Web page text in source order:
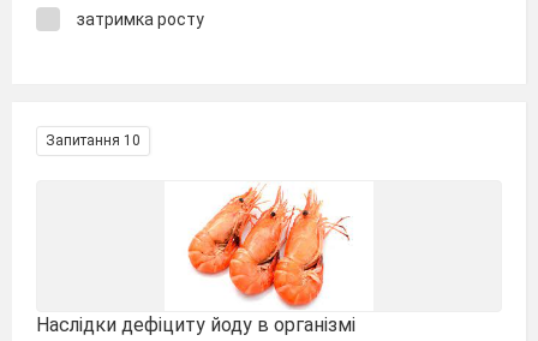
затримка росту
Запитання 10
Наслідки дефіциту йоду в організмі